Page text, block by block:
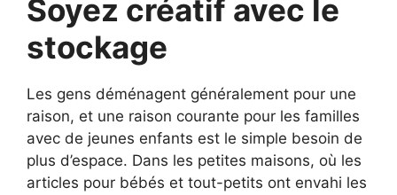
Soyez créatif avec le
stockage
Les gens déménagent généralement pour une
raison, et une raison courante pour les familles
avec de jeunes enfants est le simple besoin de
plus d’espace. Dans les petites maisons, où les
articles pour bébés et tout-petits ont envahi les